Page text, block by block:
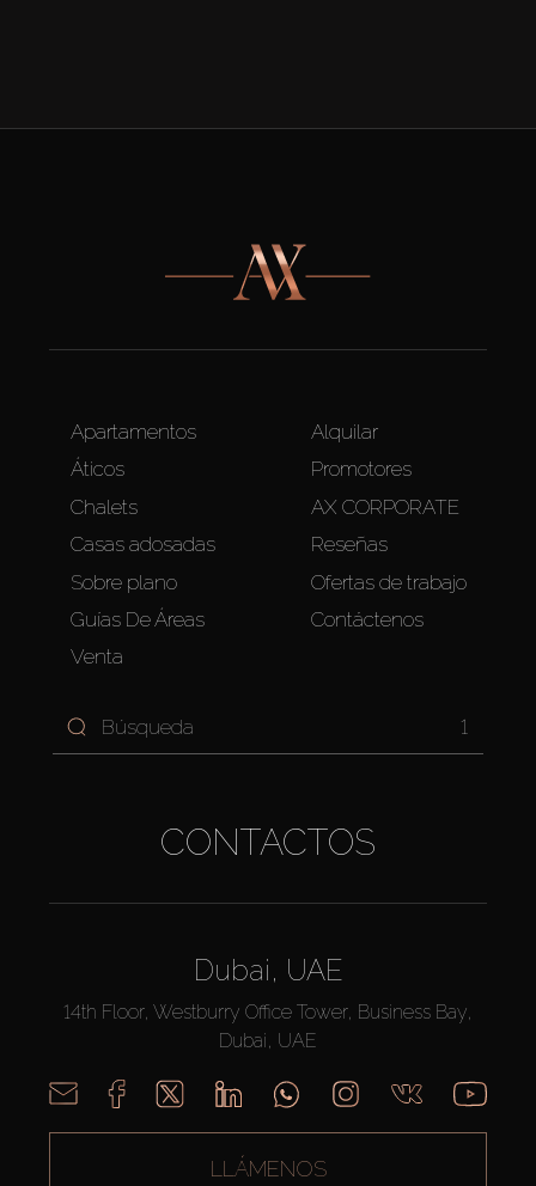
Apartamentos
Áticos
Chalets
Casas adosadas
Sobre plano
Guías De Áreas
Venta
Alquilar
Promotores
AX CORPORATE
Reseñas
Ofertas de trabajo
Contáctenos
1
CONTACTOS
Dubai, UAE
14th Floor, Westburry Office Tower, Business Bay,
Dubai, UAE
LLÁMENOS